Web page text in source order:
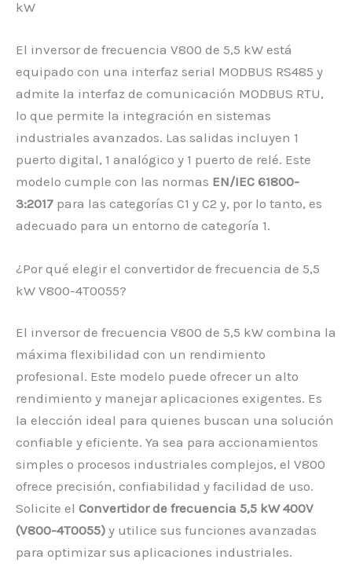
kW
El inversor de frecuencia V800 de 5,5 kW está
equipado con una interfaz serial MODBUS RS485 y
admite la interfaz de comunicación MODBUS RTU,
lo que permite la integración en sistemas
industriales avanzados. Las salidas incluyen 1
puerto digital, 1 analógico y 1 puerto de relé. Este
modelo cumple con las normas EN/IEC 61800-
3:2017 para las categorías C1 y C2 y, por lo tanto, es
adecuado para un entorno de categoría 1.
¿Por qué elegir el convertidor de frecuencia de 5,5
kW V800-4T0055?
El inversor de frecuencia V800 de 5,5 kW combina la
máxima flexibilidad con un rendimiento
profesional. Este modelo puede ofrecer un alto
rendimiento y manejar aplicaciones exigentes. Es
la elección ideal para quienes buscan una solución
confiable y eficiente. Ya sea para accionamientos
simples o procesos industriales complejos, el V800
ofrece precisión, confiabilidad y facilidad de uso.
Solicite el Convertidor de frecuencia 5,5 kW 400V
(V800-4T0055) y utilice sus funciones avanzadas
para optimizar sus aplicaciones industriales.